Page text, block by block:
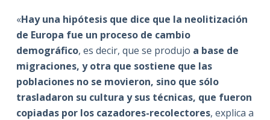
«Hay una hipótesis que dice que la neolitización
de Europa fue un proceso de cambio
demográfico, es decir, que se produjo a base de
migraciones, y otra que sostiene que las
poblaciones no se movieron, sino que sólo
trasladaron su cultura y sus técnicas, que fueron
copiadas por los cazadores-recolectores, explica a